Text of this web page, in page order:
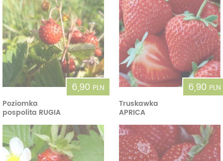
6,90 PLN
Poziomka
pospolita RUGIA
6,90 PLN
Truskawka
APRICA